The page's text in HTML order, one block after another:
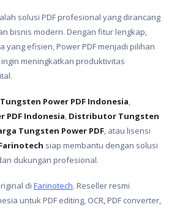
solusi PDF profesional yang dirancang
bisnis modern. Dengan fitur lengkap,
yang efisien, Power PDF menjadi pilihan
meningkatkan produktivitas
Tungsten Power PDF Indonesia,
PDF Indonesia, Distributor Tungsten
Tungsten Power PDF, atau lisensi
siap membantu dengan solusi
dukungan profesional.
di Farinotech. Reseller resmi
untuk PDF editing, OCR, PDF converter,